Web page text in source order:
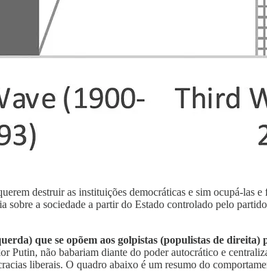
destruir as instituições democráticas e sim ocupá-las
sobre a sociedade a partir do Estado controlado pelo
que se opõem aos golpistas (populistas de
Putin, não babariam diante do poder autocrático e
liberais. O quadro abaixo é um resumo do